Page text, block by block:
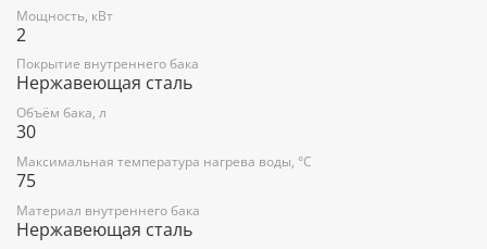
Модель 30VZ
Объем, л 30
Номинальная мощность, Вт 2000
Параметры электросети, В/Гц 220-230/50
Номинальная сила тока, А 9
Номинальное давление воды, МПа 0,7
Толщина теплоизоляционного слоя, мм 20
Мощность, кВт
2
Покрытие внутреннего бака
Нержавеющая сталь
Объём бака, л
30
Максимальная температура нагрева воды, °С
75
Материал внутреннего бака
Нержавеющая сталь